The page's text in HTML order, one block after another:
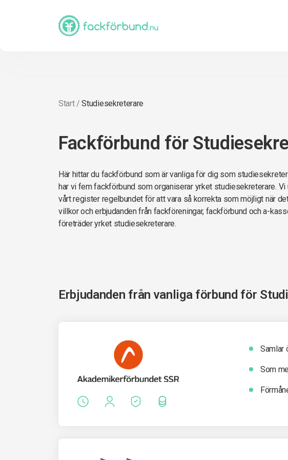
Start/Studiesekreterare
Fackförbund för
Här hittar du fackförbund som är vanliga för dig som
har vi fem fackförbund som organiserar yrket studiesekreterare. Vi
vårt register regelbundet för att vara så korrekta som möjligt när
villkor och erbjudanden från fackföreningar, fackförbund och a-
företräder yrket studiesekreterare.
Erbjudanden från vanliga förbund för
Samlar
Som